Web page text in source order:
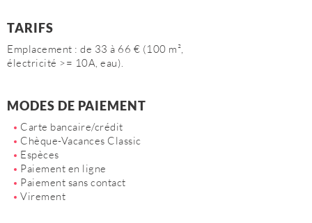
TARIFS
Emplacement : de 33 à 66 € (100 m²,
électricité >= 10A, eau).
MODES DE PAIEMENT
Carte bancaire/crédit
Chèque-Vacances Classic
Espèces
Paiement en ligne
Paiement sans contact
Virement